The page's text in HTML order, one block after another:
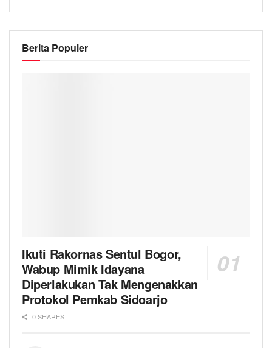
Berita Populer
Ikuti Rakornas Sentul Bogor,
Wabup Mimik Idayana
Diperlakukan Tak Mengenakkan
Protokol Pemkab Sidoarjo
0 SHARES